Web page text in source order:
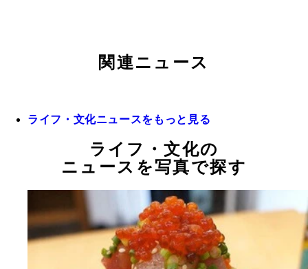
関連ニュース
ライフ・文化ニュースをもっと見る
ライフ・文化の
ニュースを写真で探す